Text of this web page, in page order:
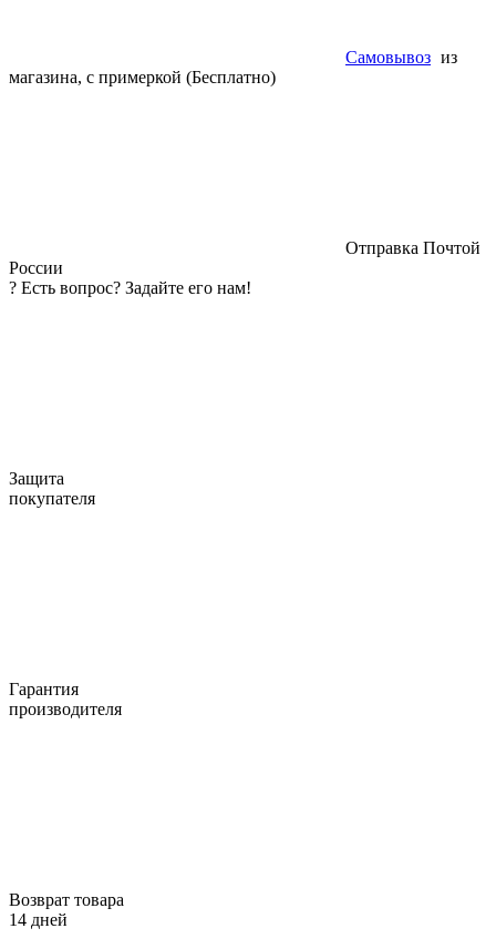
Самовывоз из
магазина, с примеркой (Бесплатно)
Отправка Почтой
России
? Есть вопрос? Задайте его нам!
Защита
покупателя
Гарантия
производителя
Возврат товара
14 дней